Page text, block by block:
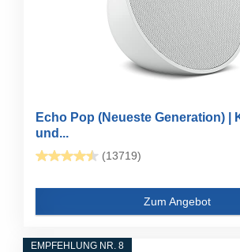
Echo Pop (Neueste Generation) |
und...
(13719)
Zum Angebot
EMPFEHLUNG NR. 8